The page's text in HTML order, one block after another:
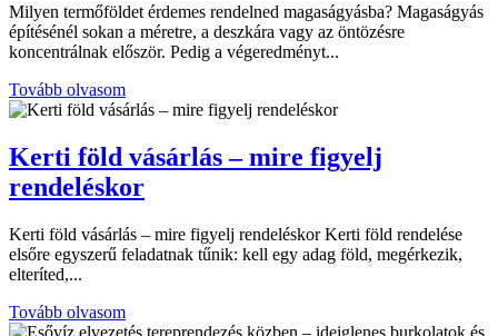
Milyen termőföldet érdemes rendelned magaságyásba? Magaságyás
építésénél sokan a méretre, a deszkára vagy az öntözésre
koncentrálnak először. Pedig a végeredményt...
Tovább olvasom
Kerti föld vásárlás – mire figyelj
rendeléskor
Kerti föld vásárlás – mire figyelj rendeléskor Kerti föld rendelése
elsőre egyszerű feladatnak tűnik: kell egy adag föld, megérkezik,
elteríted,...
Tovább olvasom